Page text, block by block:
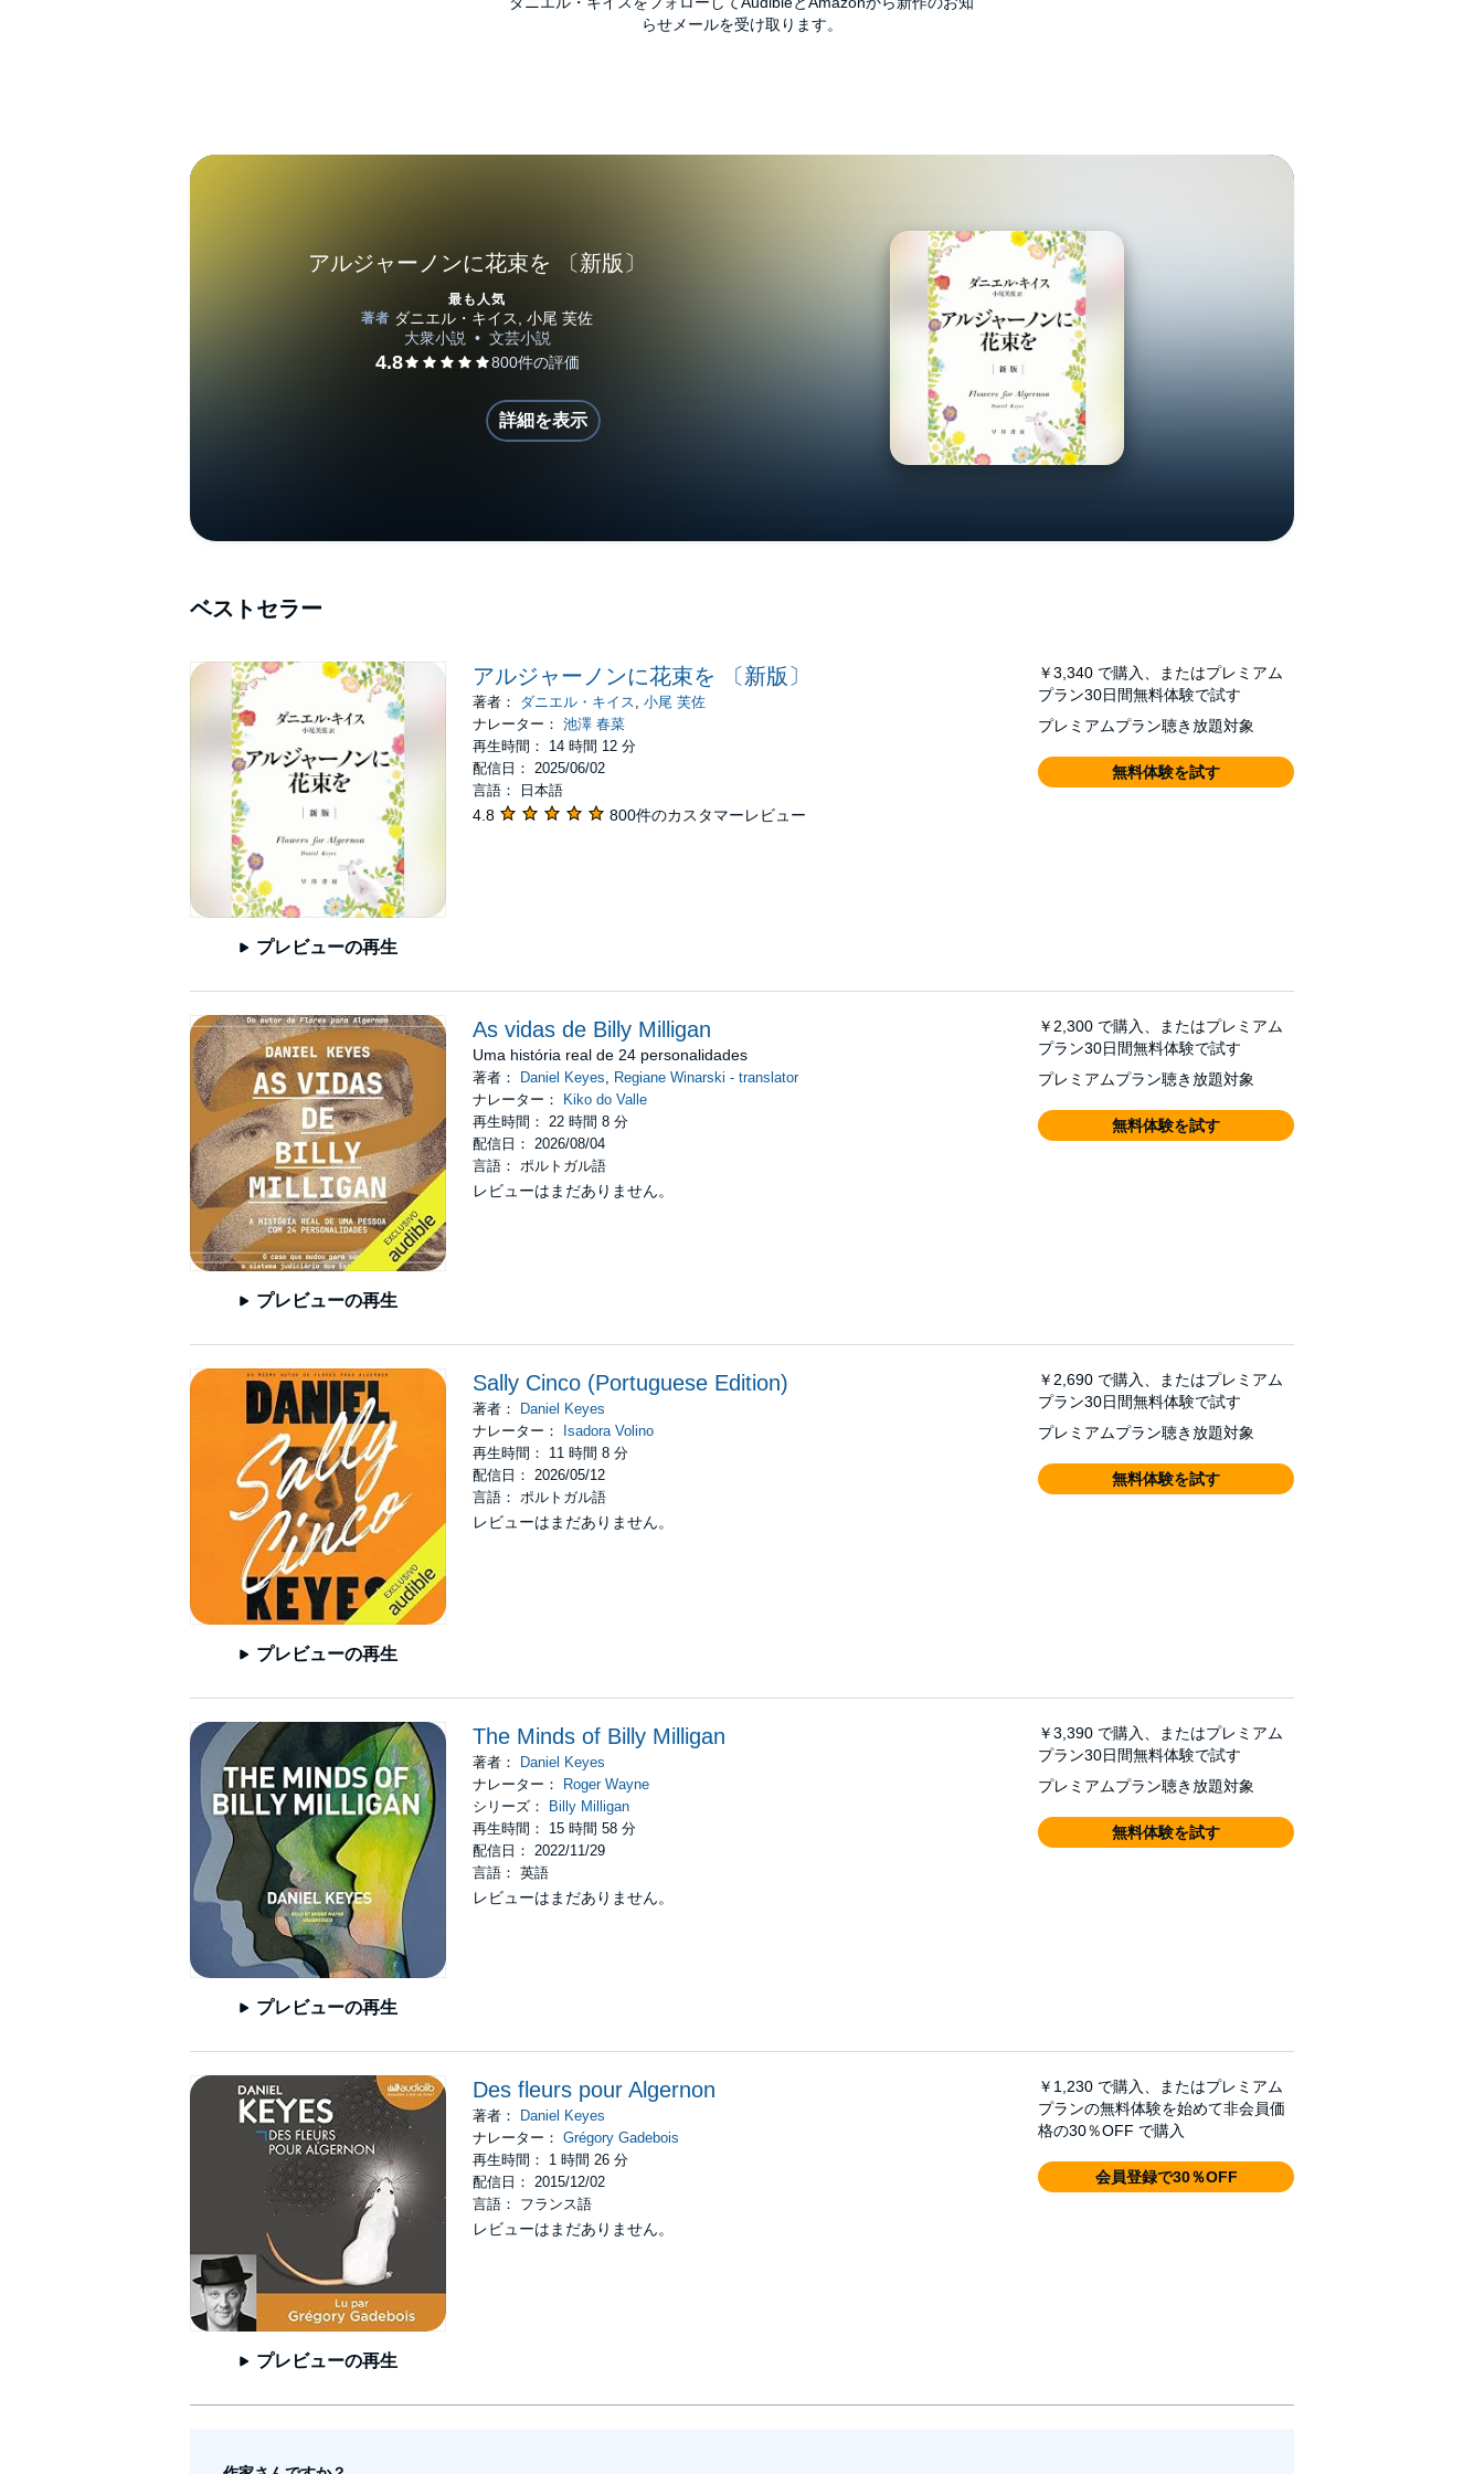
らせメールを受け取ります。
アルジャーノンに花束を 〔新版〕
最も人気
詳細を表示
ベストセラー
プレビューの再生
アルジャーノンに花束を 〔新版〕
著者： ダニエル・キイス, 小尾 芙佐
ナレーター： 池澤 春菜
再生時間： 14 時間 12 分
配信日： 2025/06/02
言語： 日本語
4.8 800件のカスタマーレビュー
￥3,340 で購入、またはプレミアム
プラン30日間無料体験で試す
プレミアムプラン聴き放題対象
無料体験を試す
プレビューの再生
As vidas de Billy Milligan
Uma história real de 24 personalidades
著者： Daniel Keyes
Regiane Winarski - translator
ナレーター：
Kiko do Valle
再生時間： 22 時間 8 分
配信日： 2026/08/04
言語： ポルトガル語
レビューはまだありません。
￥2,300 で購入、またはプレミアム
プラン30日間無料体験で試す
プレミアムプラン聴き放題対象
無料体験を試す
プレビューの再生
Sally Cinco (Portuguese Edition)
著者：
Daniel Keyes
ナレーター：
Isadora Volino
再生時間： 11 時間 8 分
配信日： 2026/05/12
言語： ポルトガル語
レビューはまだありません。
￥2,690 で購入、またはプレミアム
プラン30日間無料体験で試す
プレミアムプラン聴き放題対象
無料体験を試す
プレビューの再生
The Minds of Billy Milligan
著者：
Daniel Keyes
ナレーター：
Roger Wayne
シリーズ：
Billy Milligan
再生時間： 15 時間 58 分
配信日： 2022/11/29
言語： 英語
レビューはまだありません。
￥3,390 で購入、またはプレミアム
プラン30日間無料体験で試す
プレミアムプラン聴き放題対象
無料体験を試す
プレビューの再生
Des fleurs pour Algernon
著者：
Daniel Keyes
ナレーター： Grégory Gadebois
再生時間： 1 時間 26 分
配信日： 2015/12/02
言語： フランス語
レビューはまだありません。
￥1,230 で購入、またはプレミアム
プランの無料体験を始めて非会員価
格の30％OFF で購入
会員登録で30％OFF